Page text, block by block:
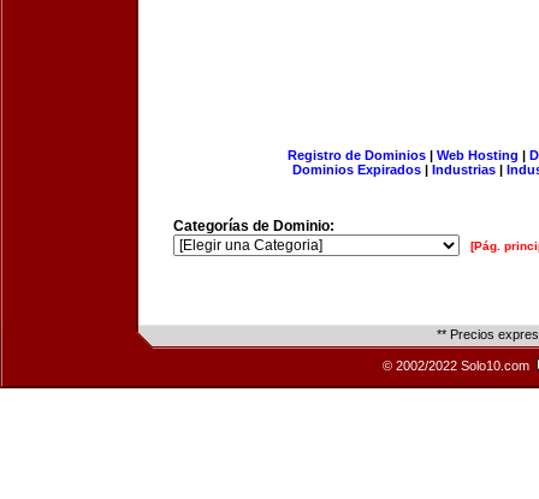
Registro de Dominios| Web Hosting |
Dominios Expirados | Industrias |
Categorías de Dominio:
[Pág.
** Precios
© 2002/2022 Solo10.com